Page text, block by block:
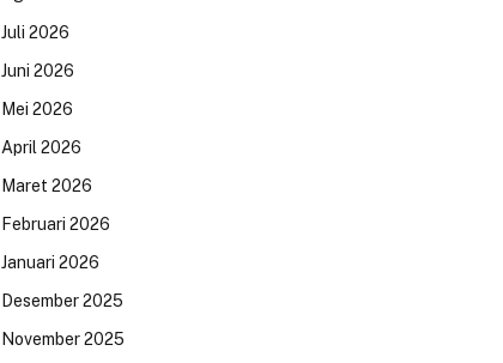
Juli 2026
Juni 2026
Mei 2026
April 2026
Maret 2026
Februari 2026
Januari 2026
Desember 2025
November 2025